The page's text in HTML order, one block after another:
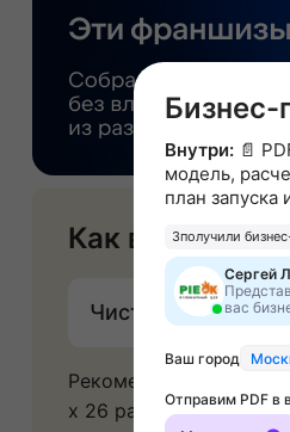
Как вы будете
Чистая прибыль:
Рекомендуемая
х 26 рабочих дней в
Бизнес-
Внутри:📄
модель,
план запуска
3получили
Сергей
вас
Ваш город
Отправим PDF в